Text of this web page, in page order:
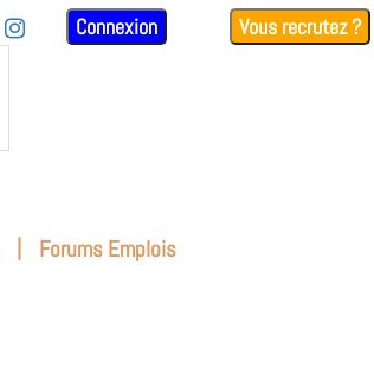
 Connexion Vous recrutez ?
| Forums Emplois